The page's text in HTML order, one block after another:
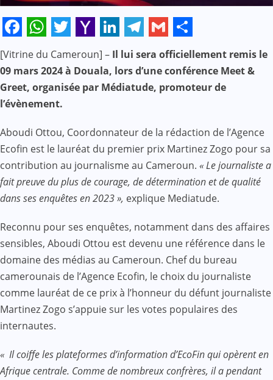
Facebook
WhatsApp
Twitter
Yahoo
Mail
LinkedIn
Telegram
Gmail
Share
[Vitrine du Cameroun] – Il lui sera officiellement remis le
09 mars 2024 à Douala, lors d’une conférence Meet &
Greet, organisée par Médiatude, promoteur de
l’évènement.
Aboudi Ottou, Coordonnateur de la rédaction de l’Agence
Ecofin est le lauréat du premier prix Martinez Zogo pour sa
contribution au journalisme au Cameroun. « Le journaliste a
fait preuve du plus de courage, de détermination et de qualité
dans ses enquêtes en 2023 », explique Mediatude.
Reconnu pour ses enquêtes, notamment dans des affaires
sensibles, Aboudi Ottou est devenu une référence dans le
domaine des médias au Cameroun. Chef du bureau
camerounais de l’Agence Ecofin, le choix du journaliste
comme lauréat de ce prix à l’honneur du défunt journaliste
Martinez Zogo s’appuie sur les votes populaires des
internautes.
« Il coiffe les plateformes d’information d’EcoFin qui opèrent en
Afrique centrale. Comme de nombreux confrères, il a pendant